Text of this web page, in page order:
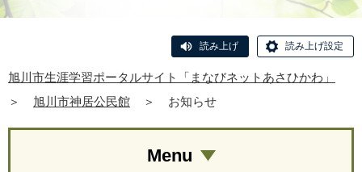
読み上げ 読み上げ設定
旭川市生涯学習ポータルサイト「まなびネットあさひかわ」
＞
旭川市神居公民館 ＞ お知らせ
Menu